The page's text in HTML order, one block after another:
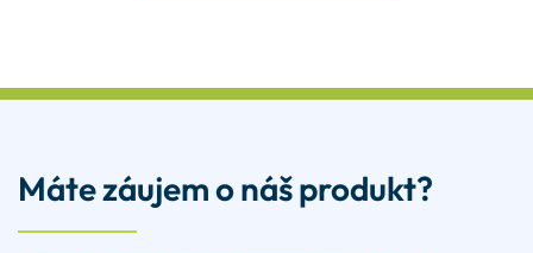
Máte záujem o náš produkt?